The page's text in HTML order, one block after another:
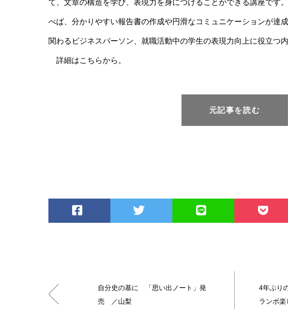
て、文章の構造を学び、表現力を身につけることができる講座です
べば、分かりやすい報告書の作成や円滑なコミュニケーションが達
関わるビジネスパーソン、就職活動中の学生の表現力向上に役立つ内
詳細はこちらから。
元記事を読む
自分史の基に 「思い出ノート」発
売 ／山梨
4年ぶり
ランボ楽